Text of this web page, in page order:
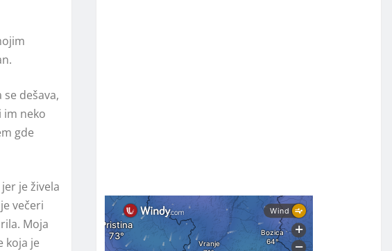
dešava,
im neko
gde
je živela
večeri
Moja
koja je